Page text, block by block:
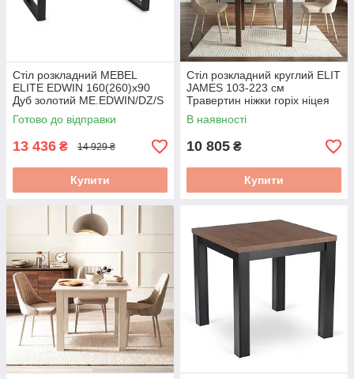
Стіл розкладний MEBEL
ELITE EDWIN 160(260)х90
Дуб золотий ME.EDWIN/DZ/S
Готово до відправки
13 436 ₴ 14 929 ₴
Купити
Стіл розкладний круглий ELIT
JAMES 103-223 см
Травертин ніжки горіх ніцея
W.JAMES/TRAW/ONI/S
В наявності
10 805 ₴
Купити